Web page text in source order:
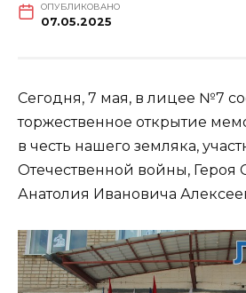
ОПУБЛИКОВАНО
07.05.2025
Сегодня, 7 мая, в лицее №7
торжественное открытие
в честь нашего земляка,
Отечественной войны, Героя
Анатолия Ивановича